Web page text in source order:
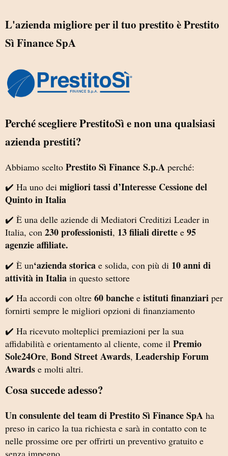
L'azienda migliore per il tuo prestito è Prestito
Sì Finance SpA
Perché scegliere PrestitoSì e non una qualsiasi
azienda prestiti?
Abbiamo scelto Prestito Sì Finance S.p.A perché:
✔️ Ha uno dei migliori tassi d’Interesse Cessione del
Quinto in Italia
✔️ È una delle aziende di Mediatori Creditizi Leader in
Italia, con 230 professionisti, 13 filiali dirette e 95
agenzie affiliate.
✔️ È un‘azienda storica e solida, con più di 10 anni di
attività in Italia in questo settore
✔️ Ha accordi con oltre 60 banche e istituti finanziari per
fornirti sempre le migliori opzioni di finanziamento
✔️ Ha ricevuto molteplici premiazioni per la sua
affidabilità e orientamento al cliente, come il Premio
Sole24Ore, Bond Street Awards, Leadership Forum
Awards e molti altri.
Cosa succede adesso?
Un consulente del team di Prestito Sì Finance SpA ha
preso in carico la tua richiesta e sarà in contatto con te
nelle prossime ore per offrirti un preventivo gratuito e
senza impegno.